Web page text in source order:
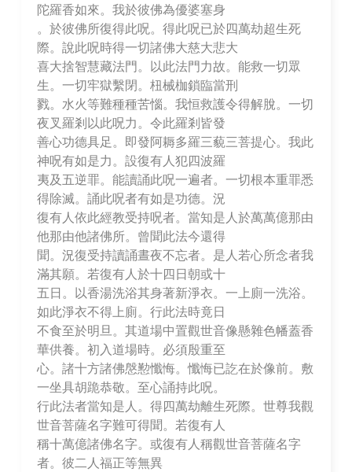
陀羅香如來。我於彼佛為優婆塞身
。於彼佛所復得此呪。得此呪已於四萬劫超生死
際。說此呪時得一切諸佛大慈大悲大
喜大捨智慧藏法門。以此法門力故。能救一切眾
生。一切牢獄繫閉。杻械枷鎖臨當刑
戮。水火等難種種苦惱。我恒救護令得解脫。一切
夜叉羅剎以此呪力。令此羅剎皆發
善心功德具足。即發阿耨多羅三藐三菩提心。我此
神呪有如是力。設復有人犯四波羅
夷及五逆罪。能讀誦此呪一遍者。一切根本重罪悉
得除滅。誦此呪者有如是功德。況
復有人依此經教受持呪者。當知是人於萬萬億那由
他那由他諸佛所。曾聞此法今還得
聞。況復受持讀誦晝夜不忘者。是人若心所念者我
滿其願。若復有人於十四日朝或十
五日。以香湯洗浴其身著新淨衣。一上廁一洗浴。
如此淨衣不得上廁。行此法時竟日
不食至於明旦。其道場中置觀世音像懸雜色幡蓋香
華供養。初入道場時。必須殷重至
心。諸十方諸佛慇懃懺悔。懺悔已訖在於像前。敷
一坐具胡跪恭敬。至心誦持此呪。
行此法者當知是人。得四萬劫離生死際。世尊我觀
世音菩薩名字難可得聞。若復有人
稱十萬億諸佛名字。或復有人稱觀世音菩薩名字
者。彼二人福正等無異